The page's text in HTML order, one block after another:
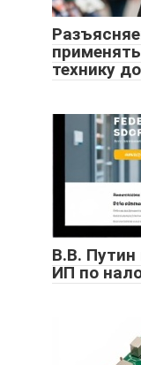
технику
В.В. Путин
ИП по